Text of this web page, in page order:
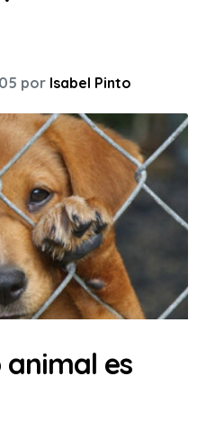
por Isabel Pinto
animal es